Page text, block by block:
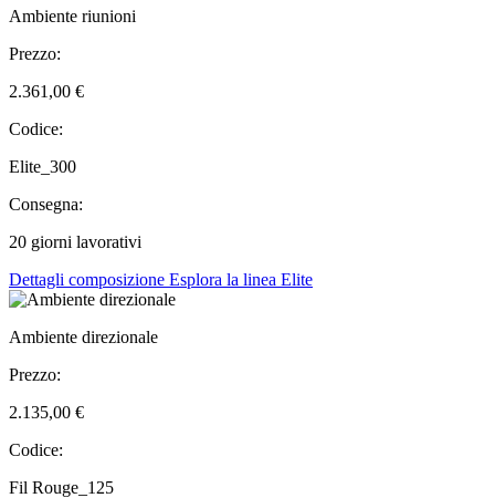
Ambiente riunioni
Prezzo:
2.361,00 €
Codice:
Elite_300
Consegna:
20 giorni lavorativi
Dettagli composizione Esplora la linea Elite
Ambiente direzionale
Prezzo:
2.135,00 €
Codice:
Fil Rouge_125